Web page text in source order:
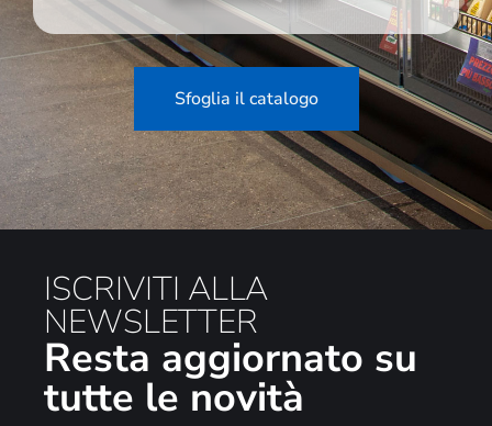
Sfoglia il catalogo
ISCRIVITI ALLA
NEWSLETTER
Resta aggiornato su
tutte le novità